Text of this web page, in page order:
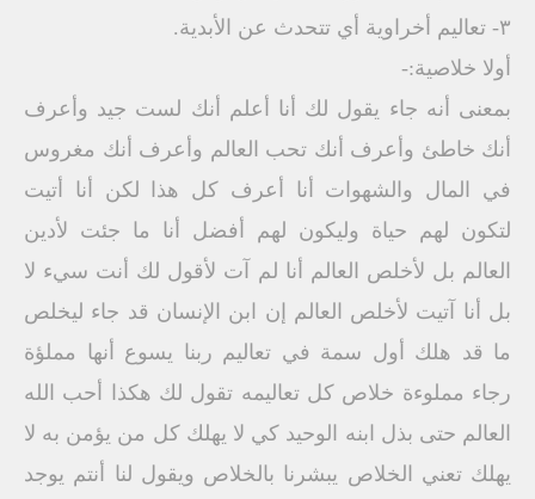
٣- تعاليم أخراوية أي تتحدث عن الأبدية.
أولا خلاصية:-
بمعنى أنه جاء يقول لك أنا أعلم أنك لست جيد وأعرف
أنك خاطئ وأعرف أنك تحب العالم وأعرف أنك مغروس
في المال والشهوات أنا أعرف كل هذا لكن أنا أتيت
لتكون لهم حياة وليكون لهم أفضل أنا ما جئت لأدين
العالم بل لأخلص العالم أنا لم آت لأقول لك أنت سيء لا
بل أنا آتيت لأخلص العالم إن ابن الإنسان قد جاء ليخلص
ما قد هلك أول سمة في تعاليم ربنا يسوع أنها مملؤة
رجاء مملوءة خلاص كل تعاليمه تقول لك هكذا أحب الله
العالم حتى بذل ابنه الوحيد كي لا يهلك كل من يؤمن به لا
يهلك تعني الخلاص يبشرنا بالخلاص ويقول لنا أنتم يوجد